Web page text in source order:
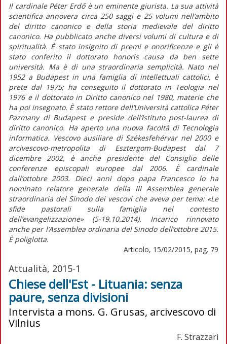
Il cardinale Péter Erdő è un eminente giurista. La sua attività
scientifica annovera circa 250 saggi e 25 volumi nell’ambito
del diritto canonico e della storia medievale del diritto
canonico. Ha pubblicato anche diversi volumi di cultura e di
spiritualità. È stato insignito di premi e onorificenze e gli è
stato conferito il dottorato honoris causa da ben sette
università. Ma è di una straordinaria semplicità. Nato nel
1952 a Budapest in una famiglia di intellettuali cattolici, è
prete dal 1975; ha conseguito il dottorato in Teologia nel
1976 e il dottorato in Diritto canonico nel 1980, materie che
ha poi insegnato. È stato rettore dell’Università cattolica Péter
Pazmany di Budapest e preside dell’Istituto post-laurea di
diritto canonico. Ha aperto una nuova facoltà di Tecnologia
informatica. Vescovo ausiliare di Székesfehérvar nel 2000 e
arcivescovo-metropolita di Esztergom-Budapest dal 7
dicembre 2002, è anche presidente del Consiglio delle
conferenze episcopali europee dal 2006. È cardinale
dall’ottobre 2003. Dieci anni dopo papa Francesco lo ha
nominato relatore generale della III Assemblea generale
straordinaria del Sinodo dei vescovi che aveva per tema: «Le
sfide pastorali sulla famiglia nel contesto
dell’evangelizzazione» (5-19.10.2014). Incarico rinnovato
anche per l’Assemblea ordinaria del Sinodo dell’ottobre 2015.
È poliglotta.
Articolo, 15/02/2015, pag. 79
Attualità, 2015-1
Chiese dell'Est - Lituania: senza
paure, senza divisioni
Intervista a mons. G. Grusas, arcivescovo di
Vilnius
F. Strazzari